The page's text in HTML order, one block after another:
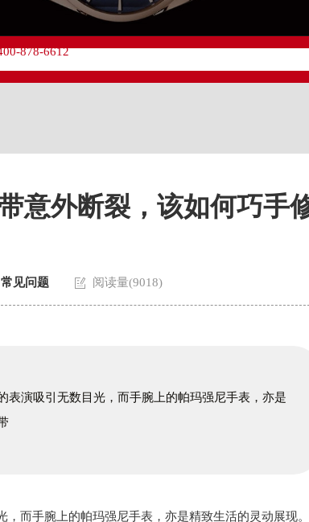
878-6612
塔写字楼15层07室（需提前预约）
意外断裂，该如何巧手
常见问题  阅读量(9018)
表演吸引无数目光，而手腕上的帕玛强尼手表，亦是
而手腕上的帕玛强尼手表，亦是精致生活的灵动展现